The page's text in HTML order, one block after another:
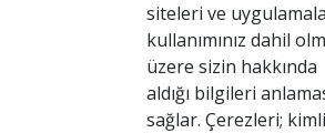
siteleri ve
kullanımınız dahil
üzere sizin hakkında
aldığı bilgileri
sağlar. Çerezleri;